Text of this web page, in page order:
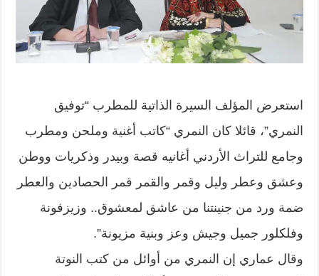
استعرض المؤلف السيرة الذاتية للمطرب “توفيق
النمري”، قائلا كان النمري “كاتب أغنية وملحن ومطرب
وجامع للتراث الأردني أغانيه قصة وبيدر وذكريات ووطن
وعشق وعطر وليل وقمر والقمر قمر الحصادين والعطر
ضمة ورد من جنينتنا من عاشق لمعشوق.. وزيزفونة
وفلكلور جميل وجيش وعز وبنية مزيونة”.
وقال عماري إن النمري من أوائل من كتب النوتة